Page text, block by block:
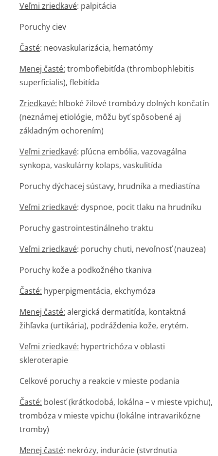
Veľmi zriedkavé: palpitácia
Poruchy ciev
Časté: neovaskularizácia, hematómy
Menej časté: tromboflebitída (thrombophlebitis
superficialis), flebitída
Zriedkavé: hlboké žilové trombózy dolných končatín
(neznámej etiológie, môžu byť spôsobené aj
základným ochorením)
Veľmi zriedkavé: pľúcna embólia, vazovagálna
synkopa, vaskulárny kolaps, vaskulitída
Poruchy dýchacej sústavy, hrudníka a mediastína
Veľmi zriedkavé: dyspnoe, pocit tlaku na hrudníku
Poruchy gastrointesti­nálneho traktu
Veľmi zriedkavé: poruchy chuti, nevoľnosť (nauzea)
Poruchy kože a podkožného tkaniva
Časté: hyperpigmentácia, ekchymóza
Menej časté: alergická dermatitída, kontaktná
žihľavka (urtikária), podráždenia kože, erytém.
Veľmi zriedkavé: hypertrichóza v oblasti
skleroterapie
Celkové poruchy a reakcie v mieste podania
Časté: bolesť (krátkodobá, lokálna – v mieste vpichu),
trombóza v mieste vpichu (lokálne intravarikózne
tromby)
Menej časté: nekrózy, indurácie (stvrdnutia